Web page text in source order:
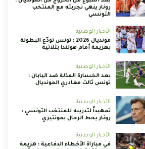
رونار ينهي تجربته مع المنتخب
التونسي
الأخبار الوطنية
مونديال 2026 : تونس تودّع البطولة
بهزيمة أمام هولندا بثلاثية
الأخبار الوطنية
بعد الخسارة المذلة ضد اليابان :
تونس ثالث مغادري المونديال
الأخبار الوطنية
تمهيداً لتدريبه للمنتخب التونسي :
رونار يحط الرحال بمونتيري
الأخبار الوطنية
في مباراة الأخطاء الدفاعية : هزيمة